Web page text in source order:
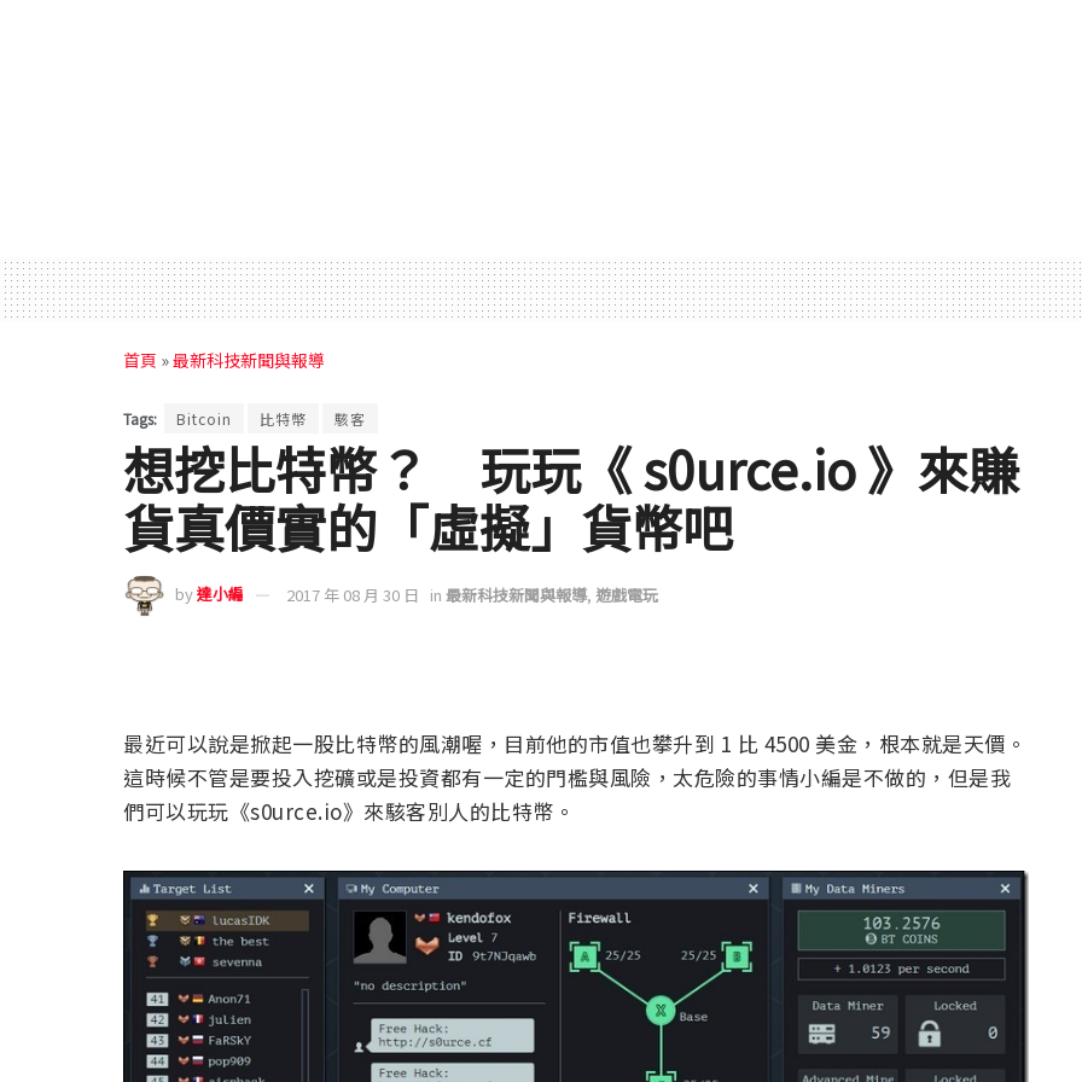
首頁 »最新科技新聞與報導
Tags: Bitcoin 比特幣 駭客
想挖比特幣？ 玩玩《 s0urce.io 》來賺
貨真價實的「虛擬」貨幣吧
by達小編 2017 年 08 月 30 日 in 最新科技新聞與報導, 遊戲電玩
最近可以說是掀起一股比特幣的風潮喔，目前他的市值也攀升到 1 比 4500 美金，根本就是天價。
這時候不管是要投入挖礦或是投資都有一定的門檻與風險，太危險的事情小編是不做的，但是我
們可以玩玩《s0urce.io》來駭客別人的比特幣。